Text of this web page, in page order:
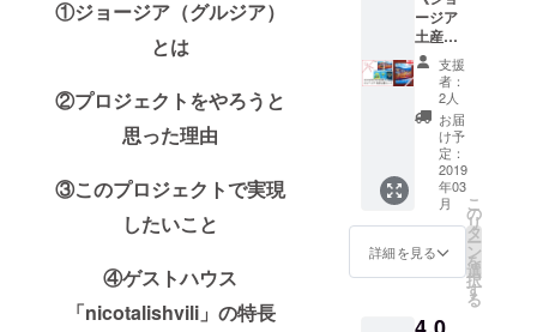
①ジョージア（グルジア）
とは
②プロジェクトをやろうと
思った理由
③このプロジェクトで実現
したいこと
④ゲストハウス
「nicotalishvili」の特長
てくださる
方、一緒に
形にしてく
ださる方、
いろいろな
方法で応援
してくださ
ると幸いで
す。何とぞ
よろしくお
願いいたし
スト
カード
のデザ
インは
到着ま
でのお
楽しみ
となり
ます。
※順次発
送準備
をいた
が、
ジョー
ハウス
のウェ
ブサイ
トに、
ご支援
者とし
てお名
前を掲
載させ
ていた
だきま
す。 ※
お名前
付 ③朝
食1回付
④コー
ヒー・
紅茶飲
み放題
⑤お礼
のお手
紙 nico
とTally
から感
謝の気
持ちを
を、手
ージア
土産：
ノート
＋ポス
トカー
ドコー
ス》 ①
ノート
［縦：
20.3cm
、横：
約
16.5cm
さ：約
支援
者：
2人
お届
け予
定：
2019
年03
月
詳細を見る
こ
の
リ
タ
ー
ン
を
選
択
す
る